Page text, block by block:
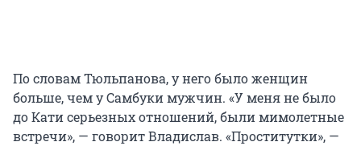
По словам Тюльпанова, у него было женщин
больше, чем у Самбуки мужчин. «У меня не было
до Кати серьезных отношений, были мимолетные
встречи», — говорит Владислав. «Проститутки», —